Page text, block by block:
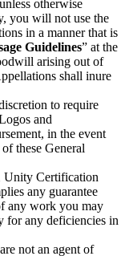
otherwise
you will not use the
in a manner that is
Guidelines” at the
arising out of
shall inure
to require
and
in the event
these General
Unity Certification
any guarantee
any work you may
for any deficiencies in
not an agent of